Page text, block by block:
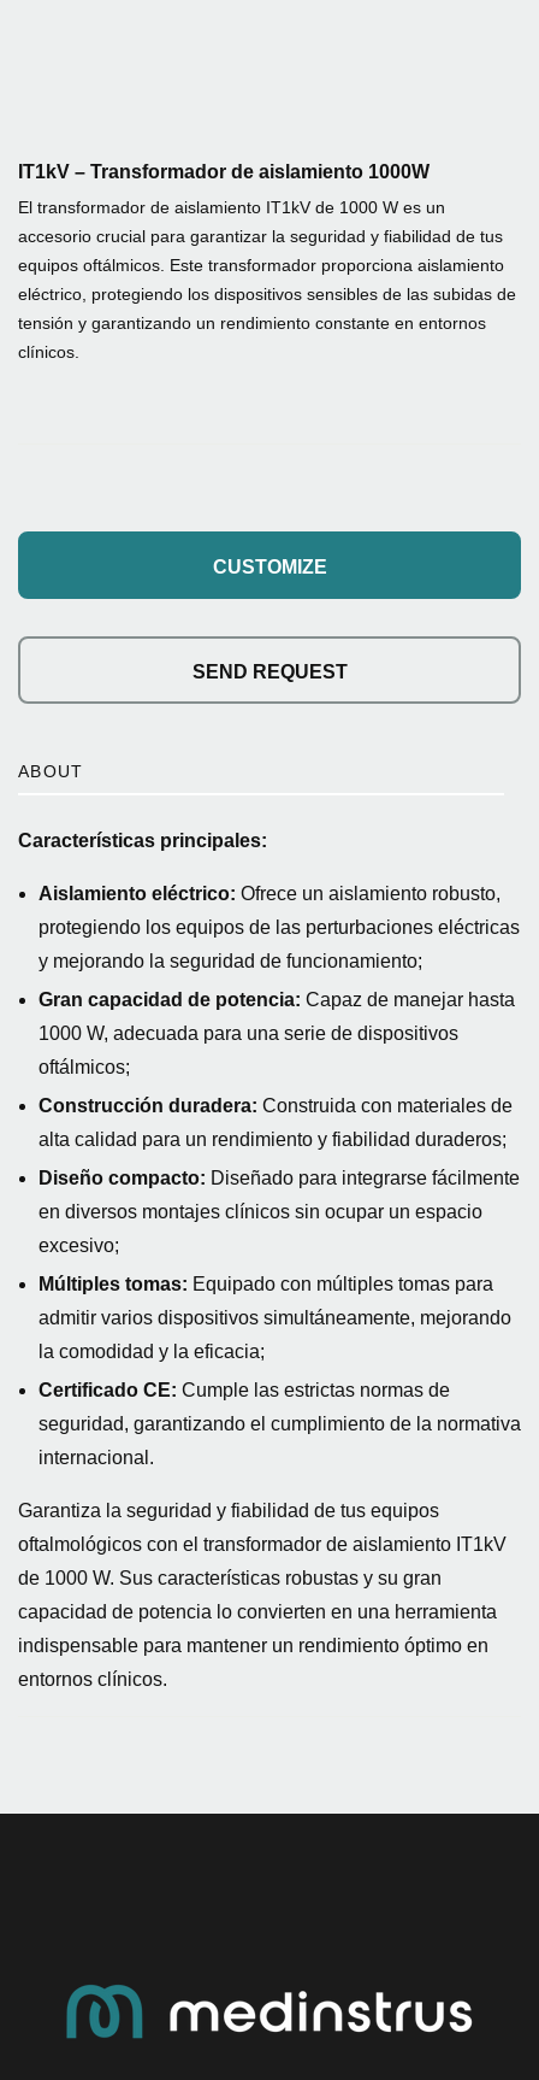
IT1kV – Transformador de aislamiento 1000W
El transformador de aislamiento IT1kV de 1000 W es un
accesorio crucial para garantizar la seguridad y fiabilidad de tus
equipos oftálmicos. Este transformador proporciona aislamiento
eléctrico, protegiendo los dispositivos sensibles de las subidas de
tensión y garantizando un rendimiento constante en entornos
clínicos.
CUSTOMIZE
SEND REQUEST
ABOUT
Características principales:
Aislamiento eléctrico: Ofrece un aislamiento robusto,
protegiendo los equipos de las perturbaciones eléctricas
y mejorando la seguridad de funcionamiento;
Gran capacidad de potencia: Capaz de manejar hasta
1000 W, adecuada para una serie de dispositivos
oftálmicos;
Construcción duradera: Construida con materiales de
alta calidad para un rendimiento y fiabilidad duraderos;
Diseño compacto: Diseñado para integrarse fácilmente
en diversos montajes clínicos sin ocupar un espacio
excesivo;
Múltiples tomas: Equipado con múltiples tomas para
admitir varios dispositivos simultáneamente, mejorando
la comodidad y la eficacia;
Certificado CE: Cumple las estrictas normas de
seguridad, garantizando el cumplimiento de la normativa
internacional.
Garantiza la seguridad y fiabilidad de tus equipos
oftalmológicos con el transformador de aislamiento IT1kV
de 1000 W. Sus características robustas y su gran
capacidad de potencia lo convierten en una herramienta
indispensable para mantener un rendimiento óptimo en
entornos clínicos.